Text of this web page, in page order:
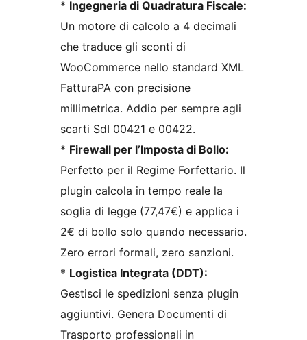
* Ingegneria di Quadratura Fiscale:
Un motore di calcolo a 4 decimali
che traduce gli sconti di
WooCommerce nello standard XML
FatturaPA con precisione
millimetrica. Addio per sempre agli
scarti SdI 00421 e 00422.
* Firewall per l’Imposta di Bollo:
Perfetto per il Regime Forfettario. Il
plugin calcola in tempo reale la
soglia di legge (77,47€) e applica i
2€ di bollo solo quando necessario.
Zero errori formali, zero sanzioni.
* Logistica Integrata (DDT):
Gestisci le spedizioni senza plugin
aggiuntivi. Genera Documenti di
Trasporto professionali in